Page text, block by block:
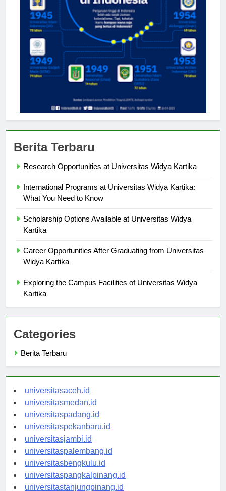
Berita Terbaru
International Programs at Universitas Widya Kartika:
Scholarship Options Available at Universitas Widya
Career Opportunities After Graduating from Universitas
Exploring the Campus Facilities of Universitas Widya
Categories
universitasaceh.id
universitasmedan.id
universitaspadang.id
universitaspekanbaru.id
universitasjambi.id
universitaspalembang.id
universitasbengkulu.id
universitaspangkalpinang.id